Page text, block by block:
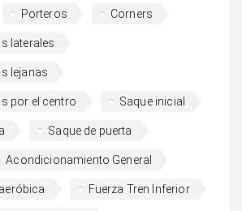
Porteros Corners
laterales
lejanas
por el centro Saque inicial
Saque de puerta
Acondicionamiento General
Fuerza Tren Inferior